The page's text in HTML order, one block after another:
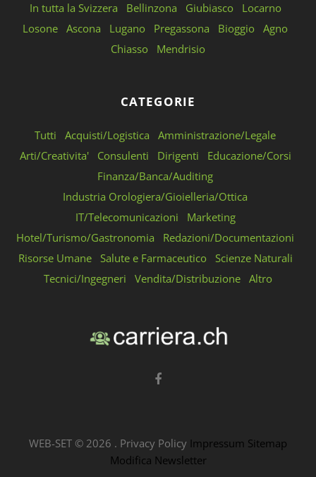
In tutta la Svizzera Bellinzona Giubiasco
Locarno
Losone Ascona Lugano Pregassona Bioggio Agno
Chiasso
Mendrisio
CATEGORIE
Tutti Acquisti/Logistica
Amministrazione/Legale
Arti/Creativita'
Consulenti Dirigenti
Educazione/Corsi
Finanza/Banca/Auditing
Industria Orologiera/Gioielleria/Ottica
IT/Telecomunicazioni
Marketing
Hotel/Turismo/Gastronomia
Redazioni/Documentazioni
Risorse Umane
Salute e Farmaceutico
Scienze Naturali
Tecnici/Ingegneri
Vendita/Distribuzione Altro
WEB-SET © 2026 . Privacy Policy Impressum Sitemap
Modifica Newsletter